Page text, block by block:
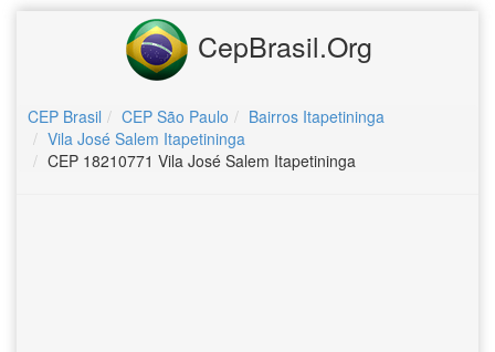
CepBrasil.Org
CEP Brasil CEP São Paulo
Bairros Itapetininga
Vila José Salem Itapetininga
CEP 18210771 Vila José Salem Itapetininga